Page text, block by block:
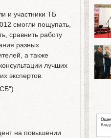
и участники ТБ
смогли пощупать,
сравнить работу
разных
а также
лучших
экспертов.
на повышении